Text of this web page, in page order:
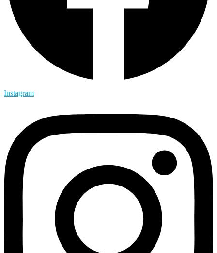
Instagram